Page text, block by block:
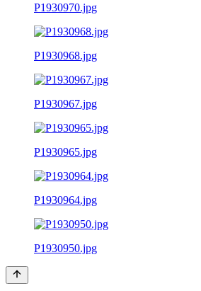
P1930970.jpg
P1930968.jpg
P1930967.jpg
P1930965.jpg
P1930964.jpg
P1930950.jpg